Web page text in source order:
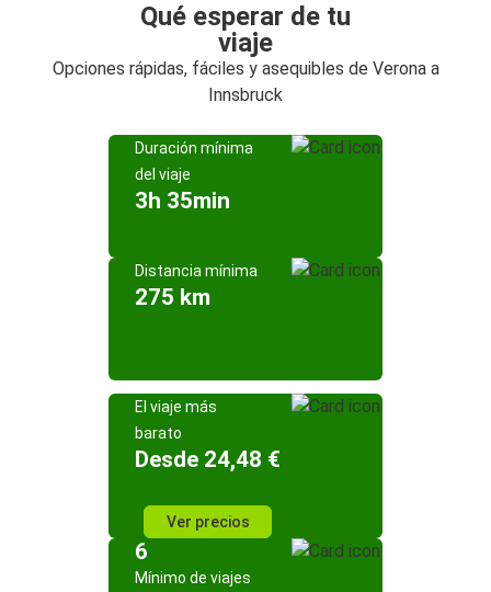
Qué esperar de tu
viaje
Opciones rápidas, fáciles y asequibles de Verona a
Innsbruck
Duración mínima
del viaje
3h 35min
Distancia mínima
275 km
El viaje más
barato
Desde 24,48 €
Ver precios
6
Mínimo de viajes